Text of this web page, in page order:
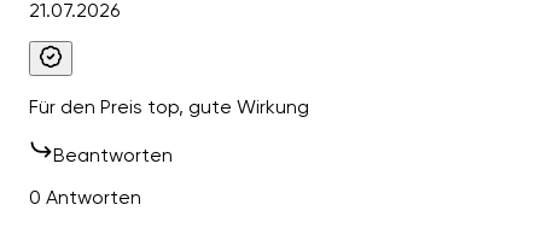
21.07.2026
Für den Preis top, gute Wirkung
Beantworten
0 Antworten